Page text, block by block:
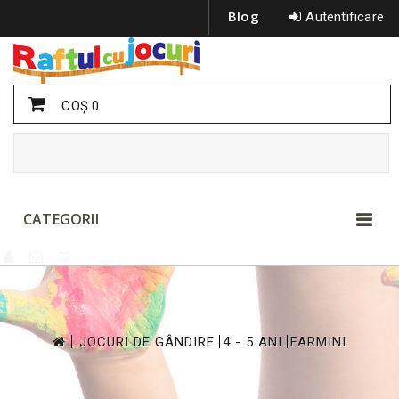
Autentificare
Blog
COŞ0
CATEGORII
>
JOCURI DE GÂNDIRE 4 - 5 ANI FARMINI